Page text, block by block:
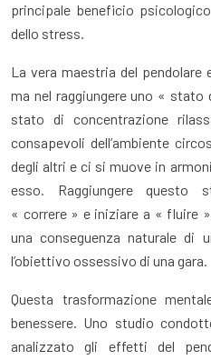
principale beneficio
dello stress.
La vera maestria del
ma nel raggiungere uno «
stato di concentrazione
consapevoli dell’ambiente
degli altri e ci si muove in
esso. Raggiungere questo
« correre » e iniziare a « fluire
una conseguenza naturale di
l’obiettivo ossessivo di una gara.
Questa trasformazione
benessere. Uno studio
analizzato gli effetti del